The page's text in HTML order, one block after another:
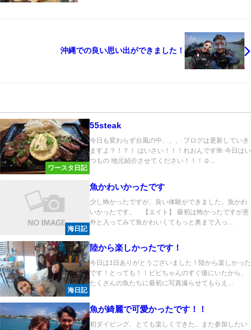
沖縄での良い思い出ができました！
ワースタ日記
55steak
今日も変わらず台風の中、、、 ブログは更新していき
ますよ？！？！ はいさい！！！れおんです🌺 今日はい
つもの 地元紹介させてください！！！☺...
海日記
魚かわいかったです
少し怖かったですが、良い体験ができました。魚かわ
いかったです。 【エイト】 最初は怖かったですが意
外と入ってみて魚かわいくてもっと奥まで入っ...
海日記
陸から楽しかったです！
今日は1日ありがとうございました！陸から楽しかった
です！とっても！！ビビちゃんのすぐ後にいたから、
たくさんの魚たちに最初に写真撮らせてもらえ...
魚が綺麗で可愛かったです！！
初ダイビング、とても楽しくできた。また参加したい